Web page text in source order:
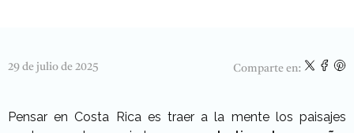
29 de julio de 2025 Comparte en:
Pensar en Costa Rica es traer a la mente los paisajes